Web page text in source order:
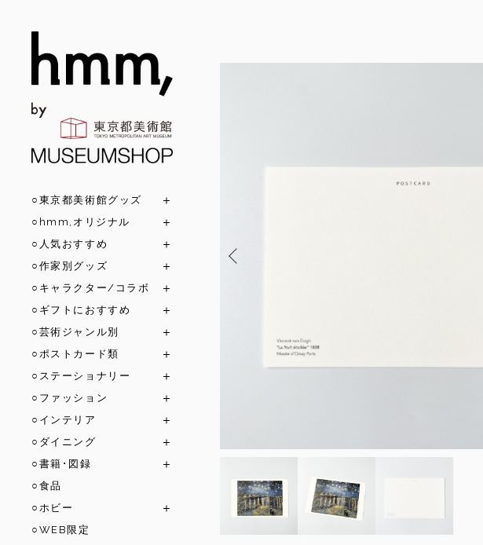
○東京都美術館グッズ
○hmm,オリジナル
○人気おすすめ
○作家別グッズ
○キャラクター/コラボ
○ギフトにおすすめ
○芸術ジャンル別
○ポストカード類
○ステーショナリー
○ファッション
○インテリア
○ダイニング
○書籍･図録
○食品
○ホビー
○WEB限定